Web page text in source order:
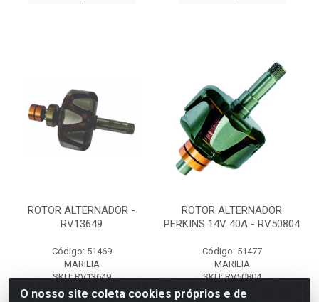
ROTOR ALTERNADOR -
RV13649
Código: 51469
MARILIA
SKU: RV13649
ROTOR ALTERNADOR
PERKINS 14V 40A - RV50804
Código: 51477
MARILIA
SKU: RV50804
O nosso site coleta cookies próprios e de